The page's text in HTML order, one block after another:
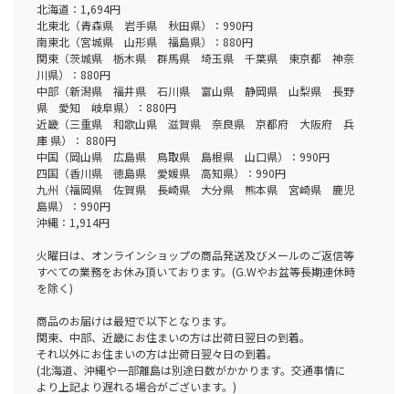
北海道：1,694円
北東北（青森県 岩手県 秋田県）：990円
南東北（宮城県 山形県 福島県）：880円
関東（茨城県 栃木県 群馬県 埼玉県 千葉県 東京都 神奈
川県）：880円
中部（新潟県 福井県 石川県 富山県 静岡県 山梨県 長野
県 愛知 岐阜県）：880円
近畿（三重県 和歌山県 滋賀県 奈良県 京都府 大阪府 兵
庫 県）： 880円
中国（岡山県 広島県 鳥取県 島根県 山口県）：990円
四国（香川県 徳島県 愛媛県 高知県）：990円
九州（福岡県 佐賀県 長崎県 大分県 熊本県 宮崎県 鹿児
島県）：990円
沖縄：1,914円
火曜日は、オンラインショップの商品発送及びメールのご返信等
すべての業務をお休み頂いております。(G.Wやお盆等長期連休時
を除く)
商品のお届けは最短で以下となります。
関東、中部、近畿にお住まいの方は出荷日翌日の到着。
それ以外にお住まいの方は出荷日翌々日の到着。
(北海道、沖縄や一部離島は別途日数がかかります。交通事情に
より上記より遅れる場合がございます。)